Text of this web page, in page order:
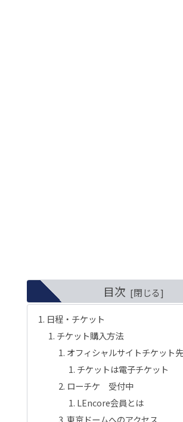
目次
日程・チケット
チケット購入方法
オフィシャルサイトチケット先
チケットは電子チケット
ローチケ 受付中
LEncore会員とは
東京ドームへのアクセス